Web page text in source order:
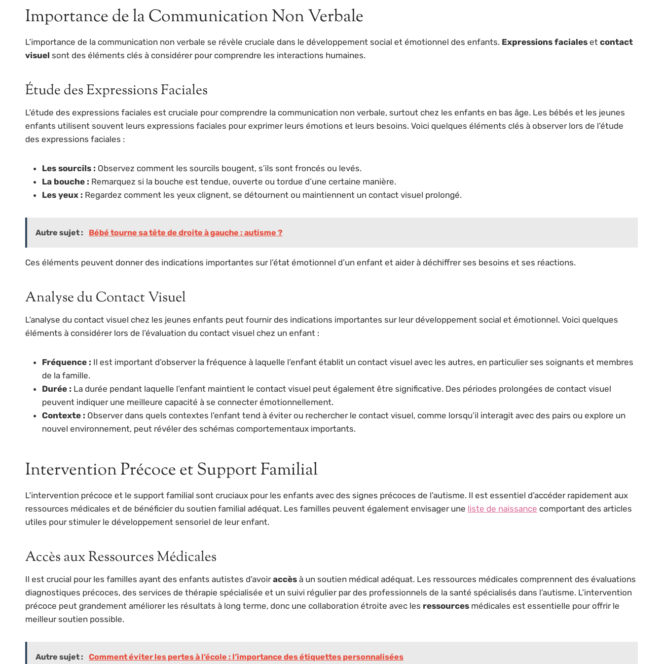
Importance de la Communication Non Verbale
L’importance de la communication non verbale se révèle cruciale dans le développement social et émotionnel des enfants. Expressions faciales et contact
visuel sont des éléments clés à considérer pour comprendre les interactions humaines.
Étude des Expressions Faciales
L’étude des expressions faciales est cruciale pour comprendre la communication non verbale, surtout chez les enfants en bas âge. Les bébés et les jeunes
enfants utilisent souvent leurs expressions faciales pour exprimer leurs émotions et leurs besoins. Voici quelques éléments clés à observer lors de l’étude
des expressions faciales :
Les sourcils : Observez comment les sourcils bougent, s’ils sont froncés ou levés.
La bouche : Remarquez si la bouche est tendue, ouverte ou tordue d’une certaine manière.
Les yeux : Regardez comment les yeux clignent, se détournent ou maintiennent un contact visuel prolongé.
Autre sujet : Bébé tourne sa tête de droite à gauche : autisme ?
Ces éléments peuvent donner des indications importantes sur l’état émotionnel d’un enfant et aider à déchiffrer ses besoins et ses réactions.
Analyse du Contact Visuel
L’analyse du contact visuel chez les jeunes enfants peut fournir des indications importantes sur leur développement social et émotionnel. Voici quelques
éléments à considérer lors de l’évaluation du contact visuel chez un enfant :
Fréquence : Il est important d’observer la fréquence à laquelle l’enfant établit un contact visuel avec les autres, en particulier ses soignants et membres
de la famille.
Durée : La durée pendant laquelle l’enfant maintient le contact visuel peut également être significative. Des périodes prolongées de contact visuel
peuvent indiquer une meilleure capacité à se connecter émotionnellement.
Contexte : Observer dans quels contextes l’enfant tend à éviter ou rechercher le contact visuel, comme lorsqu’il interagit avec des pairs ou explore un
nouvel environnement, peut révéler des schémas comportementaux importants.
Intervention Précoce et Support Familial
L’intervention précoce et le support familial sont cruciaux pour les enfants avec des signes précoces de l’autisme. Il est essentiel d’accéder rapidement aux
ressources médicales et de bénéficier du soutien familial adéquat. Les familles peuvent également envisager une liste de naissance comportant des articles
utiles pour stimuler le développement sensoriel de leur enfant.
Accès aux Ressources Médicales
Il est crucial pour les familles ayant des enfants autistes d’avoiraccès à un soutien médical adéquat. Les ressources médicales comprennent des évaluations
diagnostiques précoces, des services de thérapie spécialisée et un suivi régulier par des professionnels de la santé spécialisés dans l’autisme. L’intervention
précoce peut grandement améliorer les résultats à long terme, donc une collaboration étroite avec les ressources médicales est essentielle pour offrir le
meilleur soutien possible.
Autre sujet : Comment éviter les pertes à l’école : l’importance des étiquettes personnalisées